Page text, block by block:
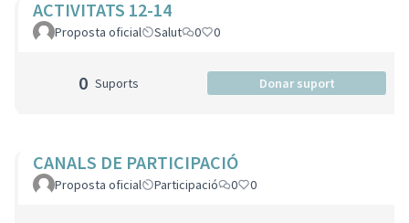
ACTIVITATS 12-14
Proposta oficial Salut 0 0
0 Suports Donar suport
CANALS DE PARTICIPACIÓ
Proposta oficial Participació 0 0